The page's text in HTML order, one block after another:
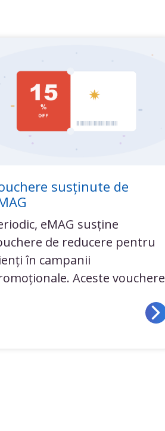
susținute de
eMAG susține
de reducere pentru
în campanii
Aceste vouchere